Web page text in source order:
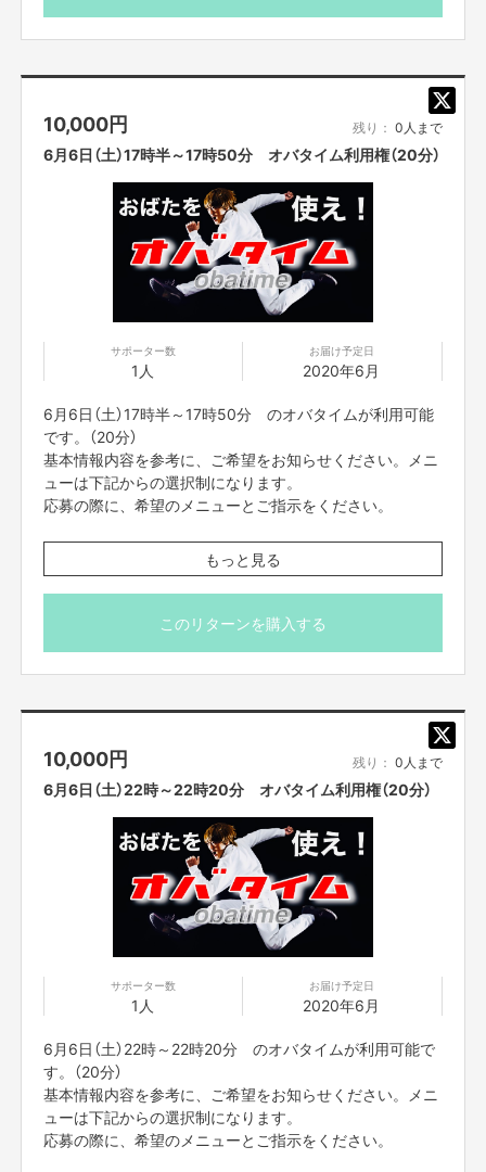
・お歌のお兄さん
ます。もちろん一緒に歌いましょう！）
・おばたのお兄さんに相談したい。
（取り扱い説明書の通り、様々な体験をしてきました！そ
んな、おばたのお兄さんがあなたの悩みの相談に応えま
＊事前にzoomのダウンロードをお願いいたします。当日
は、ネット環境の良い場所にいてください。
zoomのアドレスですが、前々日中にはお送りをさせて
頂きます。
また、プロジェクト本文の末尾に記載されている【ご支
援にあたってのご注意事項】を必ずご一読ください。
10,000円 残り： 0人まで
6月6日（土）17時半～17時50分 オバタイム利用権（20分）
サポーター数
1人
お届け予定日
2020年6月
6月6日（土）17時半～17時50分 のオバタイムが利用可能
です。（20分）
基本情報内容を参考に、ご希望をお知らせください。メニ
ューは下記からの選択制になります。
応募の際に、希望のメニューとご指示をください。
【メニュー】
・カスタムものまねショー
（あなたがやってほしいものまねを組み合わせてものまね
ショーをします。）
・お歌のお兄さん
ます。もちろん一緒に歌いましょう！）
・おばたのお兄さんに相談したい。
（取り扱い説明書の通り、様々な体験をしてきました！そ
んな、おばたのお兄さんがあなたの悩みの相談に応えま
＊事前にzoomのダウンロードをお願いいたします。当日
は、ネット環境の良い場所にいてください。
zoomのアドレスですが、前々日中にはお送りをさせて
頂きます。
また、プロジェクト本文の末尾に記載されている【ご支
援にあたってのご注意事項】を必ずご一読ください。
もっと見る
このリターンを購入する
10,000円 残り： 0人まで
6月6日（土）22時～22時20分 オバタイム利用権（20分）
サポーター数
1人
お届け予定日
2020年6月
6月6日（土）22時～22時20分 のオバタイムが利用可能で
す。（20分）
基本情報内容を参考に、ご希望をお知らせください。メニ
ューは下記からの選択制になります。
応募の際に、希望のメニューとご指示をください。